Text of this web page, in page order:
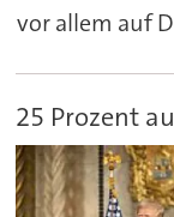
vor allem auf
25 Prozent